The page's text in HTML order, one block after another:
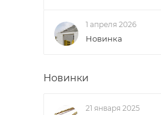
1 апреля 2026
Новинка
Новинки
21 января 2025